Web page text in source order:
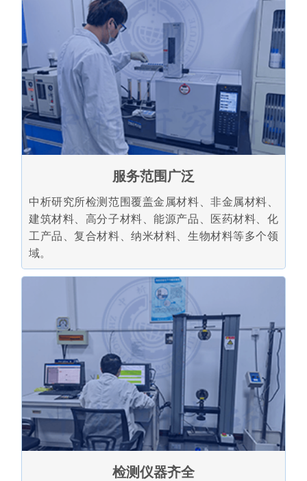
服务范围广泛
中析研究所检测范围覆盖金属材料、非金属材料、
建筑材料、高分子材料、能源产品、医药材料、化
工产品、复合材料、纳米材料、生物材料等多个领
域。
检测仪器齐全